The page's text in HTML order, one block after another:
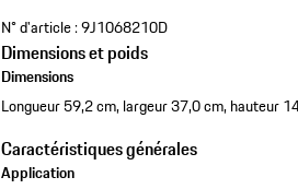
N° d'article :9J1068210D
Dimensions et poids
Dimensions
Longueur 59,2 cm, largeur 37,0 cm, hauteur
Caractéristiques générales
Application